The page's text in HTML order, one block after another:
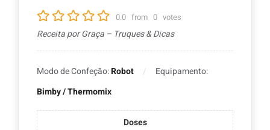
0.0 from 0 votes
Receita por Graça – Truques & Dicas
Modo de Confeção:Robot
Equipamento:
Bimby / Thermomix
Doses